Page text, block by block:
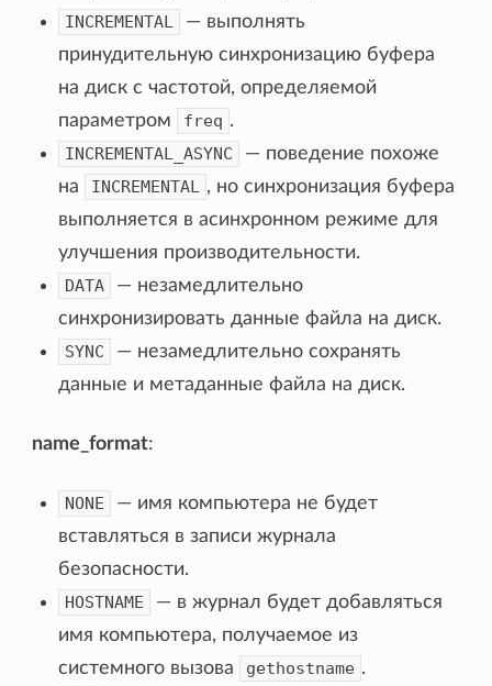
INCREMENTAL
— выполнять
принудительную синхронизацию буфера
на диск с частотой, определяемой
параметром
freq .
INCREMENTAL_ASYNC
— поведение похоже
на
INCREMENTAL , но синхронизация буфера
выполняется в асинхронном режиме для
улучшения производительности.
DATA
— незамедлительно
синхронизировать данные файла на диск.
SYNC
— незамедлительно сохранять
данные и метаданные файла на диск.
name_format:
NONE
— имя компьютера не будет
вставляться в записи журнала
безопасности.
HOSTNAME
— в журнал будет добавляться
имя компьютера, получаемое из
системного вызова
gethostname .